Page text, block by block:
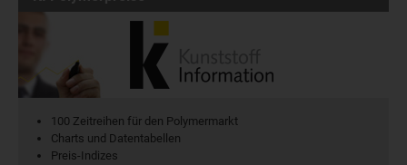
100 Zeitreihen für den Polymermarkt
Charts und Datentabellen
Preis-Indizes